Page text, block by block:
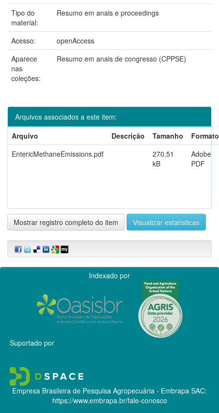
Tipo do
material:
Resumo em anais e proceedings
Acesso:
openAccess
Aparece
nas
coleções:
Resumo em anais de congresso (CPPSE)
Arquivos associados a este item:
Arquivo
Descrição Tamanho
Formato
EntericMethaneEmissions.pdf
270,51
kB
Adobe
PDF
Mostrar registro completo do item Visualizar estatísticas
Indexado por
Suportado por
Empresa Brasileira de Pesquisa Agropecuária - Embrapa SAC:
https://www.embrapa.br/fale-conosco